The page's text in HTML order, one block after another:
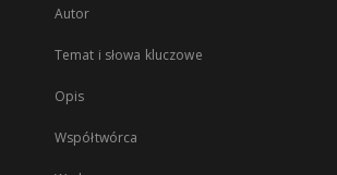
Autor
Temat i słowa kluczowe
Opis
Współtwórca